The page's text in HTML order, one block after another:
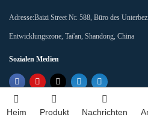
Adresse:Baizi Street Nr. 588, Büro des
Entwicklungszone, Tai'an, Shandong, China
Sozialen Medien
Heim Produkt Nachrichten